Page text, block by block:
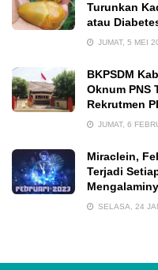
Turunkan
atau
JUMAT, 5 MEI
BKPSDM
Oknum PNS
Rekrutmen
JUMAT, 6
Miraclein,
Terjadi
SELASA, 24